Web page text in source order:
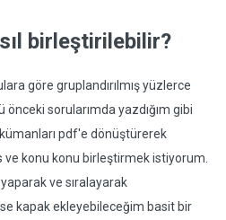
birleştirilebilir?
göre gruplandırılmış yüzlerce
sorularımda yazdığım gibi
pdf'e dönüştürerek
ve konu konu birleştirmek istiyorum.
yaparak ve sıralayarak
kapak ekleyebileceğim basit bir